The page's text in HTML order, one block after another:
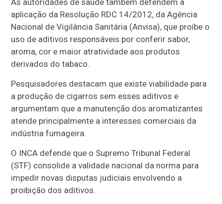
aplicação da Resolução RDC 14/2012, da Agência
Nacional de Vigilância Sanitária (Anvisa), que proíbe o
uso de aditivos responsáveis por conferir sabor,
aroma, cor e maior atratividade aos produtos
derivados do tabaco.
Pesquisadores destacam que existe viabilidade para
a produção de cigarros sem esses aditivos e
argumentam que a manutenção dos aromatizantes
atende principalmente a interesses comerciais da
indústria fumageira.
O INCA defende que o Supremo Tribunal Federal
(STF) consolide a validade nacional da norma para
impedir novas disputas judiciais envolvendo a
proibição dos aditivos.